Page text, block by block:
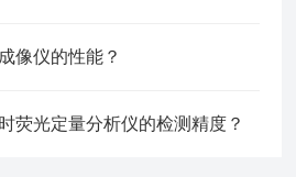
像仪的性能？
荧光定量分析仪的检测精度？